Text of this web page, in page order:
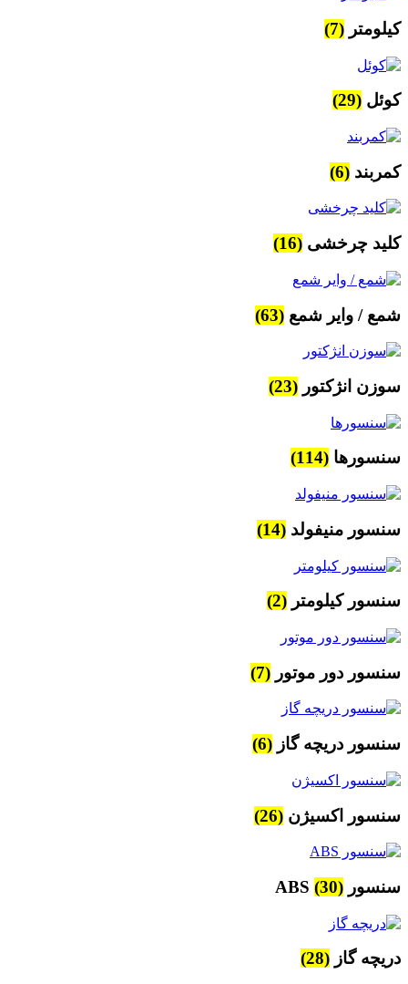
کیلومتر (7)
کوئل (29)
کمربند (6)
کلید چرخشی (16)
شمع / وایر شمع (63)
سوزن انژکتور (23)
سنسورها (114)
سنسور منیفولد (14)
سنسور کیلومتر (2)
سنسور دور موتور (7)
سنسور دریچه گاز (6)
سنسور اکسیژن (26)
سنسور ABS (30)
دریچه گاز (28)